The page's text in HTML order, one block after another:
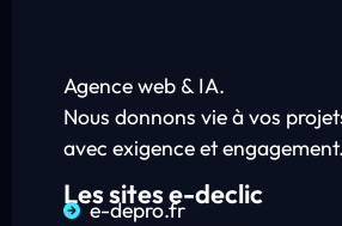
Agence web & IA.
Nous donnons vie à vos
avec exigence et engagement.
Les sites e-declic
e-depro.fr